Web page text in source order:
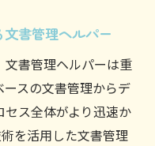
書管理ヘルパー
書管理ヘルパーは重
スの文書管理からデ
ス全体がより迅速か
を活用した文書管理